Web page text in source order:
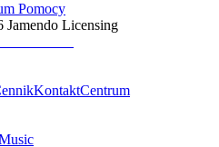
Pomocy
Jamendo Licensing
KontaktCentrum